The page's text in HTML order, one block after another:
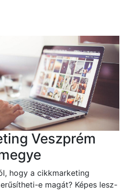
Veszprém
hogy a cikkmarketing
e magát? Képes lesz-